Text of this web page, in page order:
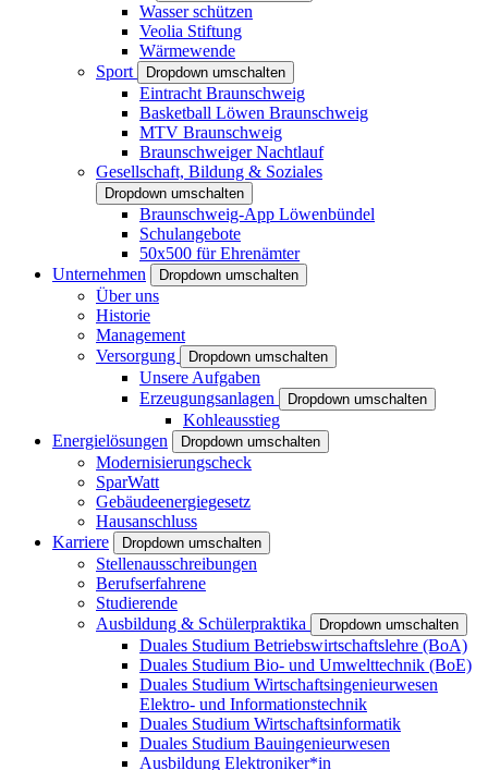
Wasser schützen
Veolia Stiftung
Wärmewende
Sport
Dropdown umschalten
Eintracht Braunschweig
Basketball Löwen Braunschweig
MTV Braunschweig
Braunschweiger Nachtlauf
Gesellschaft, Bildung & Soziales
Dropdown umschalten
Braunschweig-App Löwenbündel
Schulangebote
50x500 für Ehrenämter
Unternehmen
Dropdown umschalten
Über uns
Historie
Management
Versorgung
Dropdown umschalten
Unsere Aufgaben
Erzeugungsanlagen
Dropdown umschalten
Kohleausstieg
Energielösungen
Dropdown umschalten
Modernisierungscheck
SparWatt
Gebäudeenergiegesetz
Hausanschluss
Karriere
Dropdown umschalten
Stellenausschreibungen
Berufserfahrene
Studierende
Ausbildung & Schülerpraktika
Dropdown umschalten
Duales Studium Betriebswirtschaftslehre (BoA)
Duales Studium Bio- und Umwelttechnik (BoE)
Duales Studium Wirtschaftsingenieurwesen
Elektro- und Informationstechnik
Duales Studium Wirtschaftsinformatik
Duales Studium Bauingenieurwesen
Ausbildung Elektroniker*in